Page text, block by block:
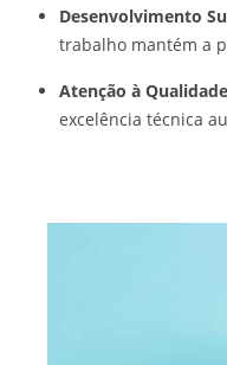
Desenvolvimento
trabalho mantém a
Atenção à Qualidade
excelência técnica